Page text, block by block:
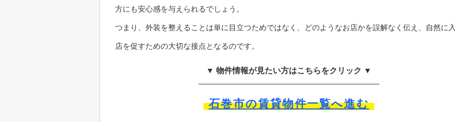
方にも安心感を与えられるでしょう。
つまり、外装を整えることは単に目立つためではなく、どのようなお店かを誤解なく伝え、自然に入
店を促すための大切な接点となるのです。
▼ 物件情報が見たい方はこちらをクリック ▼
石巻市の賃貸物件一覧へ進む